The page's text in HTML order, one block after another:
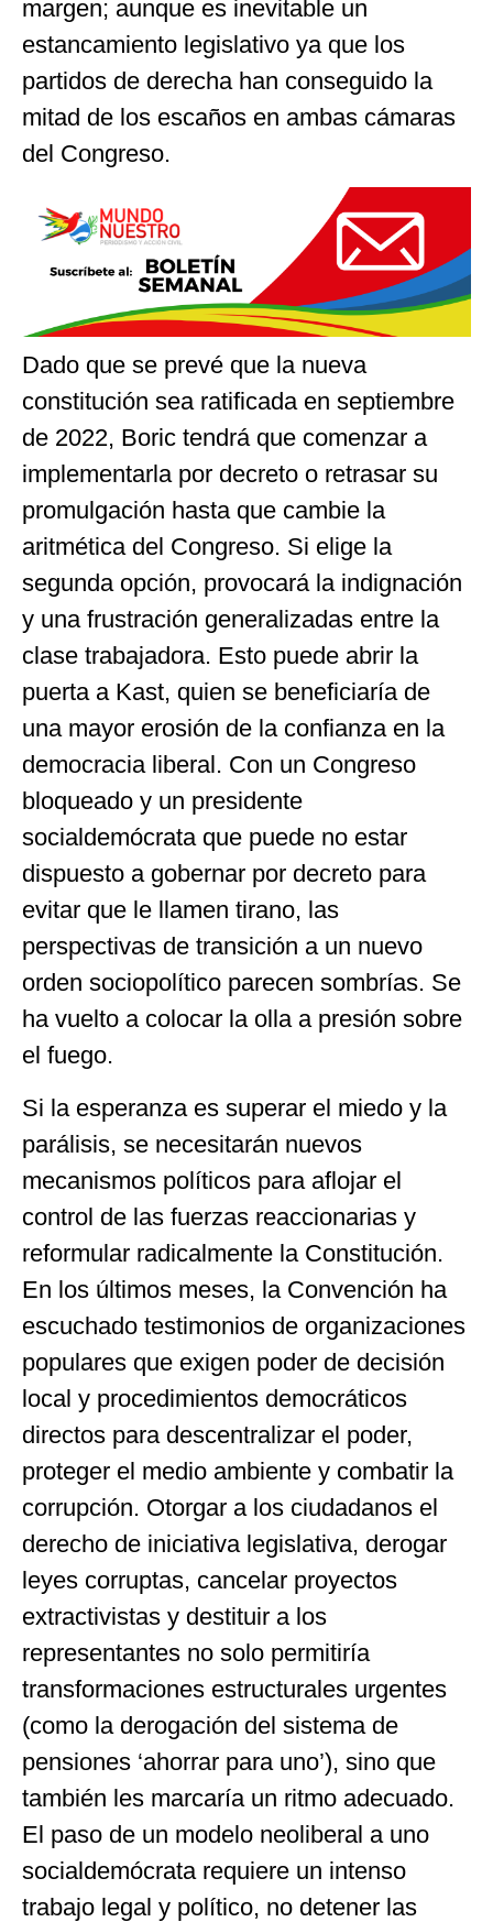
margen; aunque es inevitable un
estancamiento legislativo ya que los
partidos de derecha han conseguido la
mitad de los escaños en ambas cámaras
del Congreso.
Dado que se prevé que la nueva
constitución sea ratificada en septiembre
de 2022, Boric tendrá que comenzar a
implementarla por decreto o retrasar su
promulgación hasta que cambie la
aritmética del Congreso. Si elige la
segunda opción, provocará la indignación
y una frustración generalizadas entre la
clase trabajadora. Esto puede abrir la
puerta a Kast, quien se beneficiaría de
una mayor erosión de la confianza en la
democracia liberal. Con un Congreso
bloqueado y un presidente
socialdemócrata que puede no estar
dispuesto a gobernar por decreto para
evitar que le llamen tirano, las
perspectivas de transición a un nuevo
orden sociopolítico parecen sombrías. Se
ha vuelto a colocar la olla a presión sobre
el fuego.
Si la esperanza es superar el miedo y la
parálisis, se necesitarán nuevos
mecanismos políticos para aflojar el
control de las fuerzas reaccionarias y
reformular radicalmente la Constitución.
En los últimos meses, la Convención ha
escuchado testimonios de organizaciones
populares que exigen poder de decisión
local y procedimientos democráticos
directos para descentralizar el poder,
proteger el medio ambiente y combatir la
corrupción. Otorgar a los ciudadanos el
derecho de iniciativa legislativa, derogar
leyes corruptas, cancelar proyectos
extractivistas y destituir a los
representantes no solo permitiría
transformaciones estructurales urgentes
(como la derogación del sistema de
pensiones ‘ahorrar para uno’), sino que
también les marcaría un ritmo adecuado.
El paso de un modelo neoliberal a uno
socialdemócrata requiere un intenso
trabajo legal y político, no detener las